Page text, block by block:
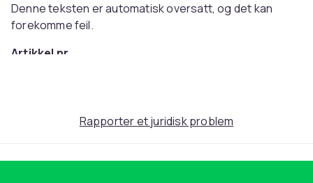
Denne teksten er automatisk oversatt, og det kan
forekomme feil.
Artikkel nr.
Rapporter et juridisk problem